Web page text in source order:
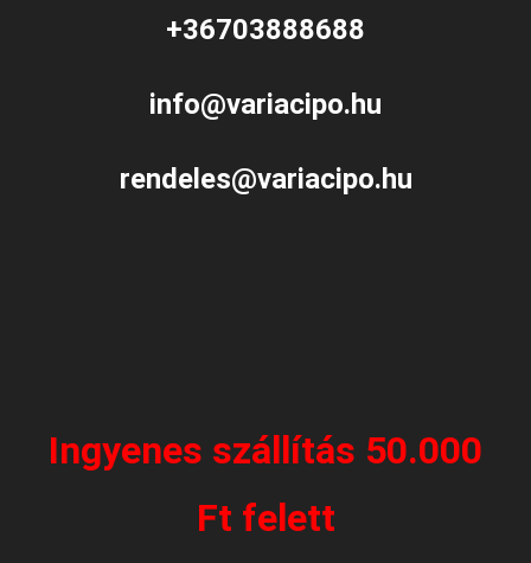
+36703888688
info@variacipo.hu
rendeles@variacipo.hu
Ingyenes szállítás 50.000
Ft felett